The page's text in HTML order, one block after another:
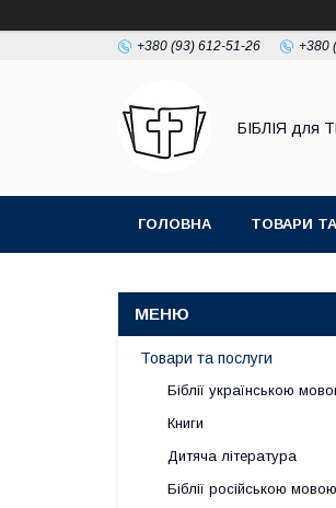
+380 (93) 612-51-26 +380
БІБЛІЯ для
ГОЛОВНА ТОВАРИ
Товари та послуги
Біблії українською
Книги
Дитяча література
Біблії російською мовою